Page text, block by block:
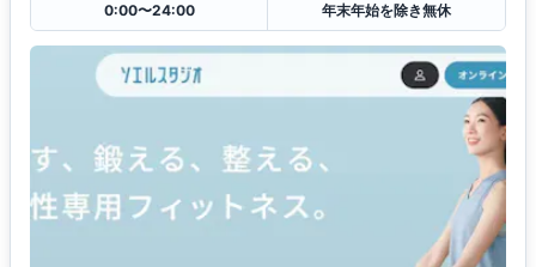
0:00〜24:00
年末年始を除き無休